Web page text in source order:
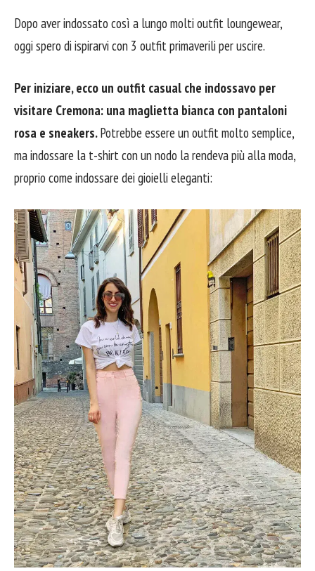
Dopo aver indossato così a lungo molti outfit loungewear,
oggi spero di ispirarvi con 3 outfit primaverili per uscire.
Per iniziare, ecco un outfit casual che indossavo per
visitare Cremona: una maglietta bianca con pantaloni
rosa e sneakers.Potrebbe essere un outfit molto semplice,
ma indossare la t-shirt con un nodo la rendeva più alla moda,
proprio come indossare dei gioielli eleganti: